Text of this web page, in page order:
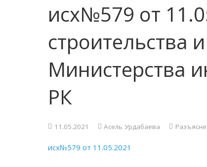
исх№579 от
строительства
Министерства
РК
11.05.2021 Асель Урдабаева
исх№579 от 11.05.2021